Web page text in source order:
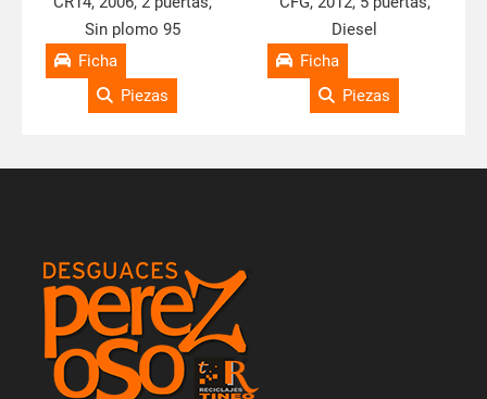
Sin plomo 95
Ficha
Piezas
Diesel
Ficha
Piezas